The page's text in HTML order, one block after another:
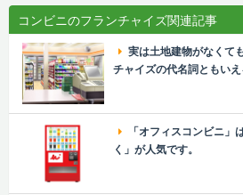
コンビニのフランチャイズ関連記事
実は土地建物がなくて
チャイズの代名詞ともい
「オフィスコンビニ」
く」が人気です。